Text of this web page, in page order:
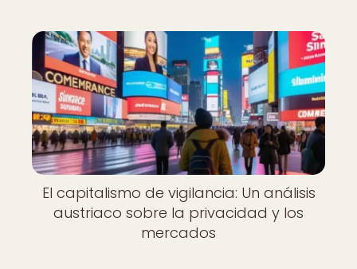
El capitalismo de vigilancia: Un análisis
austriaco sobre la privacidad y los
mercados